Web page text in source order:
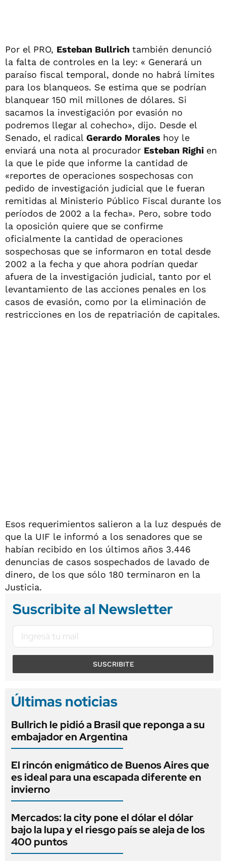
Por el PRO, Esteban Bullrich también denunció
la falta de controles en la ley: « Generará un
paraíso fiscal temporal, donde no habrá límites
para los blanqueos. Se estima que se podrían
blanquear 150 mil millones de dólares. Si
sacamos la investigación por evasión no
podremos llegar al cohecho», dijo. Desde el
Senado, el radical Gerardo Morales hoy le
enviará una nota al procurador Esteban Righi en
la que le pide que informe la cantidad de
«reportes de operaciones sospechosas con
pedido de investigación judicial que le fueran
remitidas al Ministerio Público Fiscal durante los
períodos de 2002 a la fecha». Pero, sobre todo
la oposición quiere que se confirme
oficialmente la cantidad de operaciones
sospechosas que se informaron en total desde
2002 a la fecha y que ahora podrían quedar
afuera de la investigación judicial, tanto por el
levantamiento de las acciones penales en los
casos de evasión, como por la eliminación de
restricciones en los de repatriación de capitales.
Esos requerimientos salieron a la luz después de
que la UIF le informó a los senadores que se
habían recibido en los últimos años 3.446
denuncias de casos sospechados de lavado de
dinero, de los que sólo 180 terminaron en la
Justicia.
Suscribite al Newsletter
SUSCRIBITE
Últimas noticias
Bullrich le pidió a Brasil que reponga a su
embajador en Argentina
El rincón enigmático de Buenos Aires que
es ideal para una escapada diferente en
invierno
Mercados: la city pone el dólar el dólar
bajo la lupa y el riesgo país se aleja de los
400 puntos